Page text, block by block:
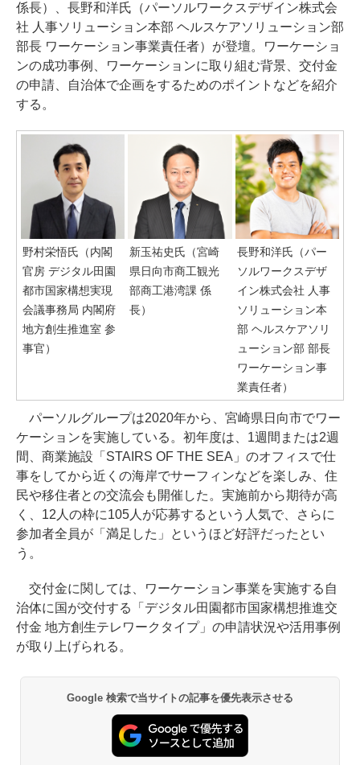
係長）、長野和洋氏（パーソルワークスデザイン株式会
社 人事ソリューション本部 ヘルスケアソリューション部
部長 ワーケーション事業責任者）が登壇。ワーケーショ
ンの成功事例、ワーケーションに取り組む背景、交付金
の申請、自治体で企画をするためのポイントなどを紹介
する。
野村栄悟氏（内閣
官房 デジタル田園
都市国家構想実現
会議事務局 内閣府
地方創生推進室 参
事官）
新玉祐史氏（宮崎
県日向市商工観光
部商工港湾課 係
長）
長野和洋氏（パー
ソルワークスデザ
イン株式会社 人事
ソリューション本
部 ヘルスケアソリ
ューション部 部長
ワーケーション事
業責任者）
パーソルグループは2020年から、宮崎県日向市でワー
ケーションを実施している。初年度は、1週間または2週
間、商業施設「STAIRS OF THE SEA」のオフィスで仕
事をしてから近くの海岸でサーフィンなどを楽しみ、住
民や移住者との交流会も開催した。実施前から期待が高
く、12人の枠に105人が応募するという人気で、さらに
参加者全員が「満足した」というほど好評だったとい
う。
交付金に関しては、ワーケーション事業を実施する自
治体に国が交付する「デジタル田園都市国家構想推進交
付金 地方創生テレワークタイプ」の申請状況や活用事例
が取り上げられる。
Google 検索で当サイトの記事を優先表示させる